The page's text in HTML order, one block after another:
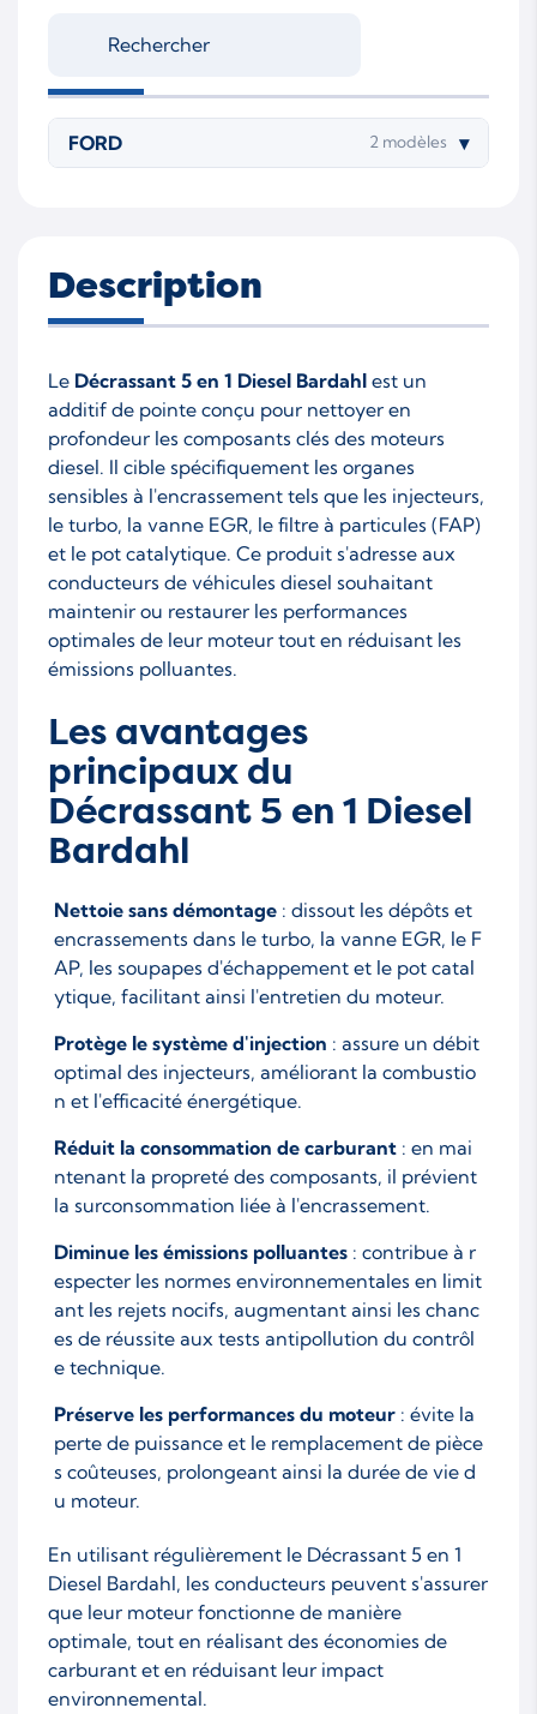
FORD 2 modèles ▾
Description
Le Décrassant 5 en 1 Diesel Bardahl est un
additif de pointe conçu pour nettoyer en
profondeur les composants clés des moteurs
diesel. Il cible spécifiquement les organes
sensibles à l'encrassement tels que les injecteurs,
le turbo, la vanne EGR, le filtre à particules (FAP)
et le pot catalytique. Ce produit s'adresse aux
conducteurs de véhicules diesel souhaitant
maintenir ou restaurer les performances
optimales de leur moteur tout en réduisant les
émissions polluantes.
Les avantages
principaux du
Décrassant 5 en 1 Diesel
Bardahl
Nettoie sans démontage : dissout les dépôts et
encrassements dans le turbo, la vanne EGR, le F
AP, les soupapes d'échappement et le pot catal
ytique, facilitant ainsi l'entretien du moteur.
Protège le système d'injection : assure un débit
optimal des injecteurs, améliorant la combustio
n et l'efficacité énergétique.
Réduit la consommation de carburant : en mai
ntenant la propreté des composants, il prévient
la surconsommation liée à l'encrassement.
Diminue les émissions polluantes : contribue à r
especter les normes environnementales en limit
ant les rejets nocifs, augmentant ainsi les chanc
es de réussite aux tests antipollution du contrôl
e technique.
Préserve les performances du moteur : évite la
perte de puissance et le remplacement de pièce
s coûteuses, prolongeant ainsi la durée de vie d
u moteur.
En utilisant régulièrement le Décrassant 5 en 1
Diesel Bardahl, les conducteurs peuvent s'assurer
que leur moteur fonctionne de manière
optimale, tout en réalisant des économies de
carburant et en réduisant leur impact
environnemental.